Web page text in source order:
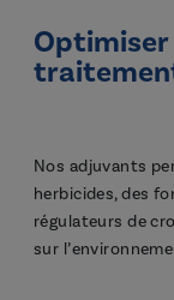
Optimiser
Nos adjuvants
herbicides, des
régulateurs de
sur